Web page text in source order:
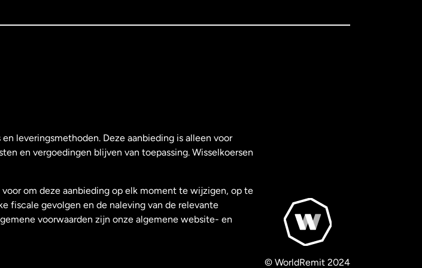
leveringsmethoden. Deze aanbieding is alleen voor
en vergoedingen blijven van toepassing. Wisselkoersen
om deze aanbieding op elk moment te wijzigen, op te
fiscale gevolgen en de naleving van de relevante
voorwaarden zijn onze algemene website- en
© WorldRemit 2024